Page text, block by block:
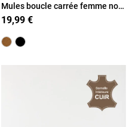
Mules boucle carrée femme noir
(36-41)
19,99 €